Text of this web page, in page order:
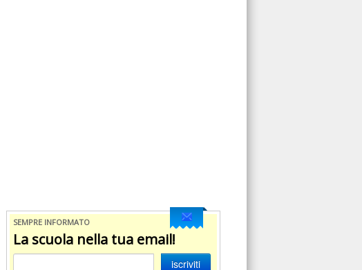
SEMPRE INFORMATO
La scuola nella tua email!
iscriviti